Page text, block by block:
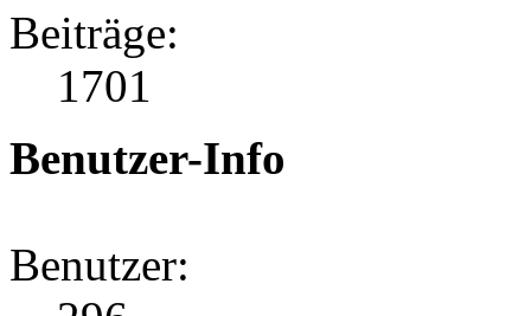
Beiträge:
1701
Benutzer-Info
Benutzer: